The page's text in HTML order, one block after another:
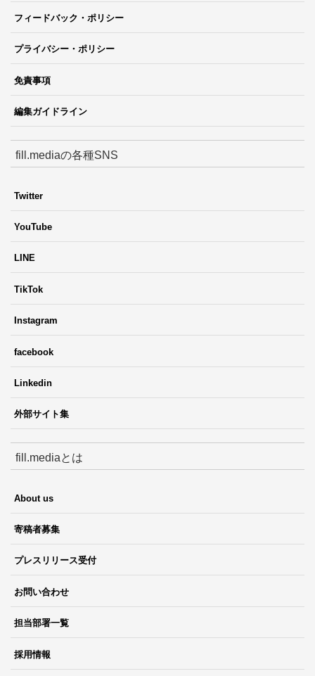
フィードバック・ポリシー
プライバシー・ポリシー
免責事項
編集ガイドライン
fill.mediaの各種SNS
Twitter
YouTube
LINE
TikTok
Instagram
facebook
Linkedin
外部サイト集
fill.mediaとは
About us
寄稿者募集
プレスリリース受付
お問い合わせ
担当部署一覧
採用情報